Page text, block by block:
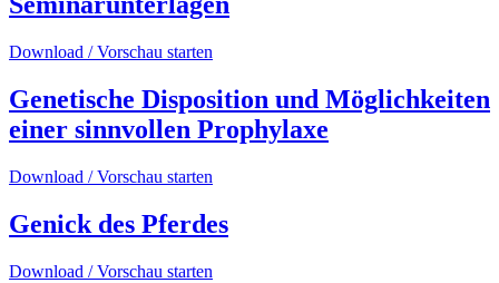
Download / Vorschau starten
Genetische Disposition und Möglichkeiten
einer sinnvollen Prophylaxe
Download / Vorschau starten
Genick des Pferdes
Download / Vorschau starten